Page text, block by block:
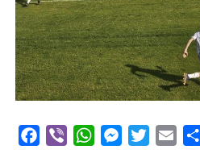
Facebook
Viber WhatsAppMessengerTwitterEmail